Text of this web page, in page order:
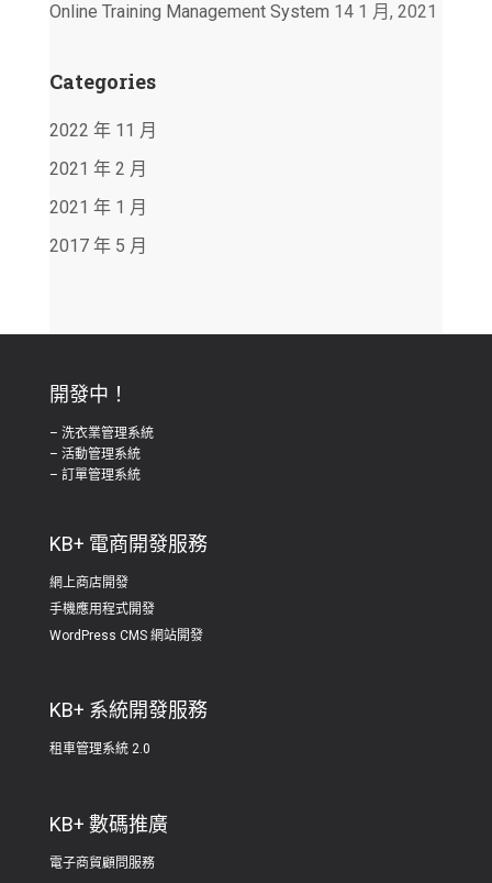
Online Training Management System 14 1 月, 2021
Categories
2022 年 11 月
2021 年 2 月
2021 年 1 月
2017 年 5 月
開發中！
– 洗衣業管理系統
– 活動管理系統
– 訂單管理系統
KB+ 電商開發服務
網上商店開發
手機應用程式開發
WordPress CMS 網站開發
KB+ 系統開發服務
租車管理系統 2.0
KB+ 數碼推廣
電子商貿顧問服務